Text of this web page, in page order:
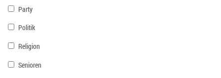
Party
Politik
Religion
Senioren